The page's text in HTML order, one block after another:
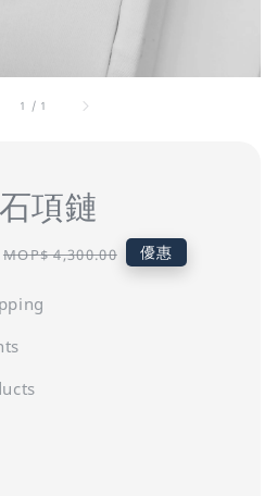
1 / 1
項鏈
Regular
MOP$ 4,300.00 優惠